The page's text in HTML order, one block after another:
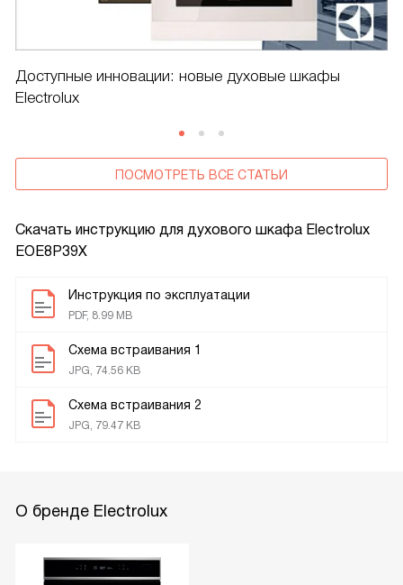
Скачать инструкцию для духового шкафа Electrolux
EOE8P39X
Инструкция по эксплуатации
PDF, 8.99 MB
Схема встраивания 1
JPG, 74.56 KB
Схема встраивания 2
JPG, 79.47 KB
Доступные инновации: новые духовые шкафы
Electrolux
ПОСМОТРЕТЬ ВСЕ СТАТЬИ
О бренде Electrolux